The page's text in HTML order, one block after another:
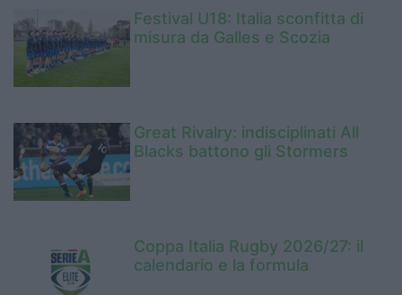
Festival U18: Italia sconfitta di
misura da Galles e Scozia
Great Rivalry: indisciplinati All
Blacks battono gli Stormers
Coppa Italia Rugby 2026/27: il
calendario e la formula